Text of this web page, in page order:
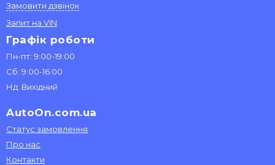
Замовити дзвінок
Запит на VIN
Графік роботи
Пн-пт: 9:00-19:00
Сб: 9:00-16:00
Нд: Вихідний
AutoOn.com.ua
Статус замовлення
Про нас
Контакти